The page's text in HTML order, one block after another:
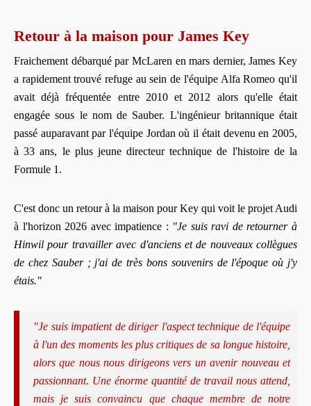
Retour à la maison pour James Key
Fraichement débarqué par McLaren en mars dernier, James Key
a rapidement trouvé refuge au sein de l'équipe Alfa Romeo qu'il
avait déjà fréquentée entre 2010 et 2012 alors qu'elle était
engagée sous le nom de Sauber. L'ingénieur britannique était
passé auparavant par l'équipe Jordan où il était devenu en 2005,
à 33 ans, le plus jeune directeur technique de l'histoire de la
Formule 1.
C'est donc un retour à la maison pour Key qui voit le projet Audi
à l'horizon 2026 avec impatience : "Je suis ravi de retourner à
Hinwil pour travailler avec d'anciens et de nouveaux collègues
de chez Sauber ; j'ai de très bons souvenirs de l'époque où j'y
étais."
"Je suis impatient de diriger l'aspect technique de l'équipe
à l'un des moments les plus critiques de sa longue histoire,
alors que nous nous dirigeons vers un avenir nouveau et
passionnant. Une énorme quantité de travail nous attend,
mais je suis convaincu que chaque membre de notre